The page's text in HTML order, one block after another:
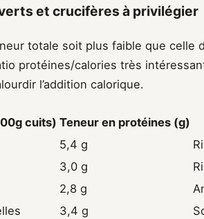
et crucifères à privilégier
totale soit plus faible que celle
protéines/calories très
l’addition calorique.
cuits) Teneur en protéines (g)
5,4 g
3,0 g
2,8 g
3,4 g